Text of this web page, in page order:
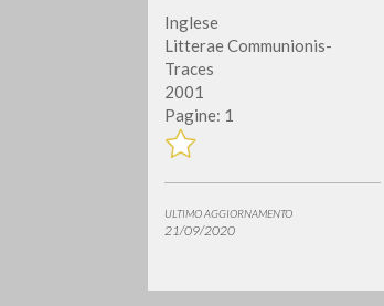
Inglese
Litterae Communionis-
Traces
2001
Pagine: 1
ULTIMO AGGIORNAMENTO
21/09/2020